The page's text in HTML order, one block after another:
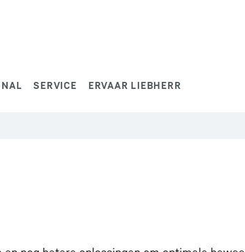
SERVICE ERVAAR LIEBHERR